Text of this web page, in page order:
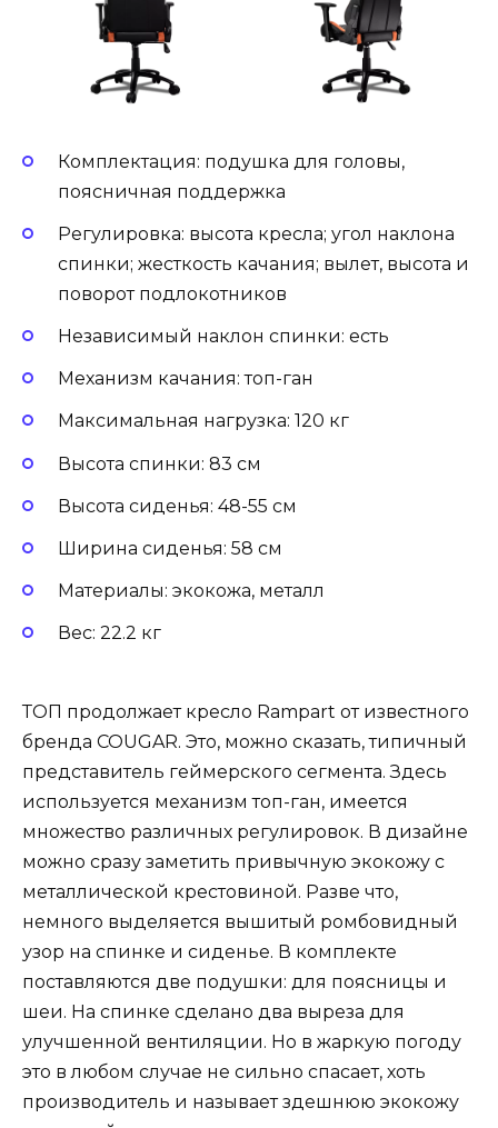
Комплектация: подушка для головы,
поясничная поддержка
Регулировка: высота кресла; угол наклона
спинки; жесткость качания; вылет, высота и
поворот подлокотников
Независимый наклон спинки: есть
Механизм качания: топ-ган
Максимальная нагрузка: 120 кг
Высота спинки: 83 см
Высота сиденья: 48-55 см
Ширина сиденья: 58 см
Материалы: экокожа, металл
Вес: 22.2 кг
ТОП продолжает кресло Rampart от известного
бренда COUGAR. Это, можно сказать, типичный
представитель геймерского сегмента. Здесь
используется механизм топ-ган, имеется
множество различных регулировок. В дизайне
можно сразу заметить привычную экокожу с
металлической крестовиной. Разве что,
немного выделяется вышитый ромбовидный
узор на спинке и сиденье. В комплекте
поставляются две подушки: для поясницы и
шеи. На спинке сделано два выреза для
улучшенной вентиляции. Но в жаркую погоду
это в любом случае не сильно спасает, хоть
производитель и называет здешнюю экокожу